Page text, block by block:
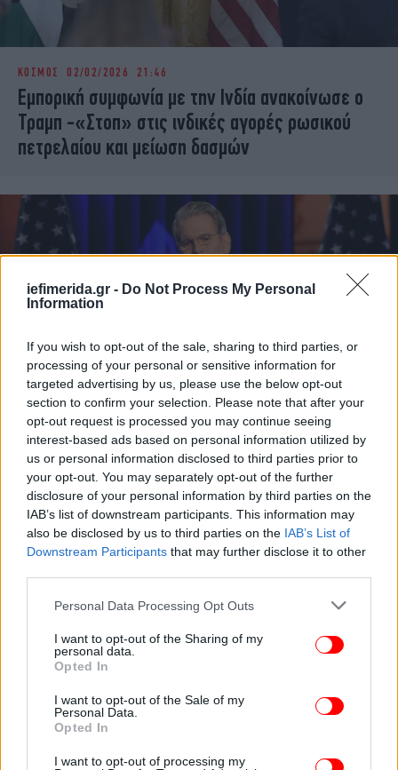
iefimerida.gr - Do Not Process My Personal
Information
If you wish to opt-out of the sale, sharing to third parties, or
processing of your personal or sensitive information for
targeted advertising by us, please use the below opt-out
section to confirm your selection. Please note that after your
opt-out request is processed you may continue seeing
interest-based ads based on personal information utilized by
us or personal information disclosed to third parties prior to
your opt-out. You may separately opt-out of the further
disclosure of your personal information by third parties on the
IAB’s list of downstream participants. This information may
also be disclosed by us to third parties on the IAB’s List of
Downstream Participants that may further disclose it to other
Please note that this website/app uses one or more Google
not limited to your visit or usage behaviour. You may click to
grant or deny consent to Google and its third-party tags to
use your data for below specified purposes in below Google
consent section.
Personal Data Processing Opt Outs
I want to opt-out of the Sharing of my
personal data.
Opted In
I want to opt-out of the Sale of my
Personal Data.
Opted In
I want to opt-out of processing my
ΚΟΣΜΟΣ 02/02/2026 21:46
Εμπορική συμφωνία με την Ινδία ανακοίνωσε ο
Τραμπ -«Στοπ» στις ινδικές αγορές ρωσικού
πετρελαίου και μείωση δασμών
ΚΟΣΜΟΣ 28/01/2026 19:38
Εμπορική συμφωνία ΕΕ-Ινδίας:
«Απογοητευμένος» από τους Ευρωπαίους
δηλώνει ο υπουργός Οικονομικών των ΗΠΑ, Σκοτ
Μπέσεντ